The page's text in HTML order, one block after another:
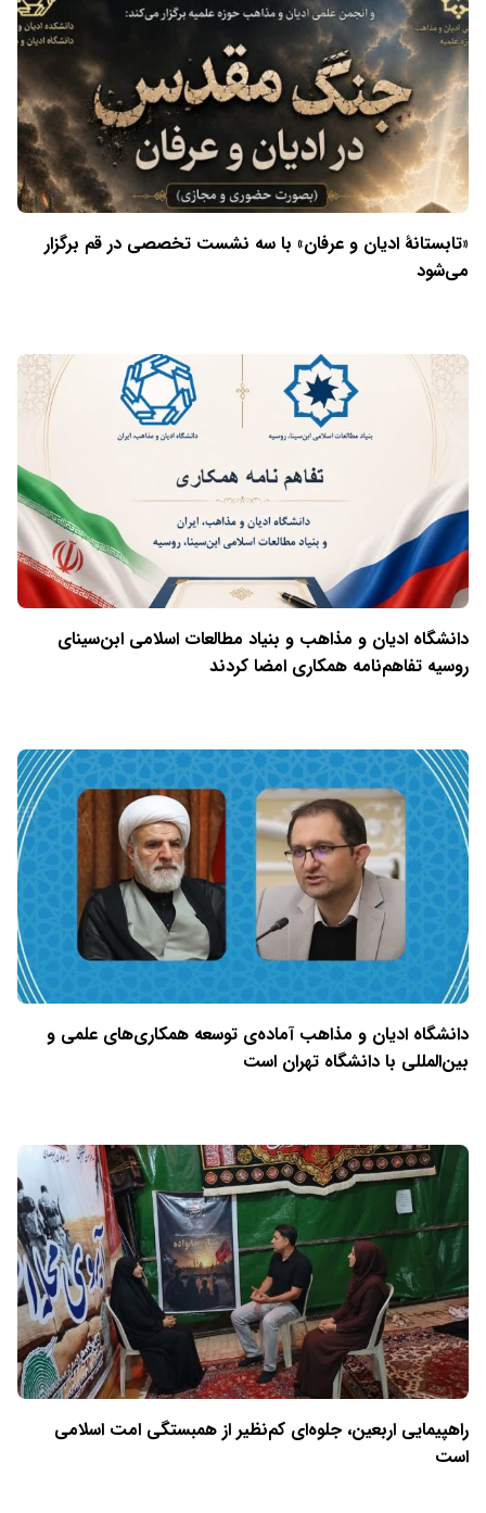
«تابستانهٔ ادیان و عرفان» با سه نشست تخصصی در قم برگزار
می‌شود
دانشگاه ادیان و مذاهب و بنیاد مطالعات اسلامی ابن‌سینای
روسیه تفاهم‌نامه همکاری امضا کردند
دانشگاه ادیان و مذاهب آماده‌ی توسعه همکاری‌های علمی و
بین‌المللی با دانشگاه تهران است
راهپیمایی اربعین، جلوه‌ای کم‌نظیر از همبستگی امت اسلامی
است